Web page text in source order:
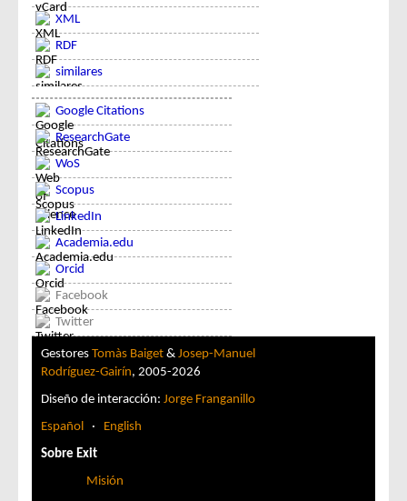
XML
RDF
similares
Google Citations
ResearchGate
WoS
Scopus
LinkedIn
Academia.edu
Orcid
Facebook
Twitter
Gestores Tomàs Baiget & Josep-Manuel
Rodríguez-Gairín, 2005-2026
Diseño de interacción: Jorge Franganillo
Español · English
Sobre Exit
Misión